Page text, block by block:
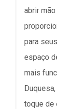
abrir
para
espaço
mais
toque de